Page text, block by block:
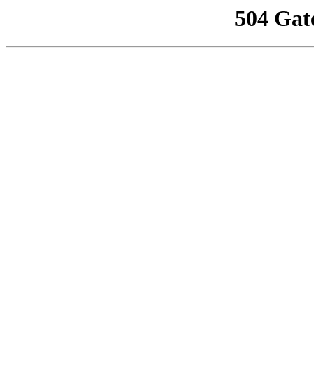
504